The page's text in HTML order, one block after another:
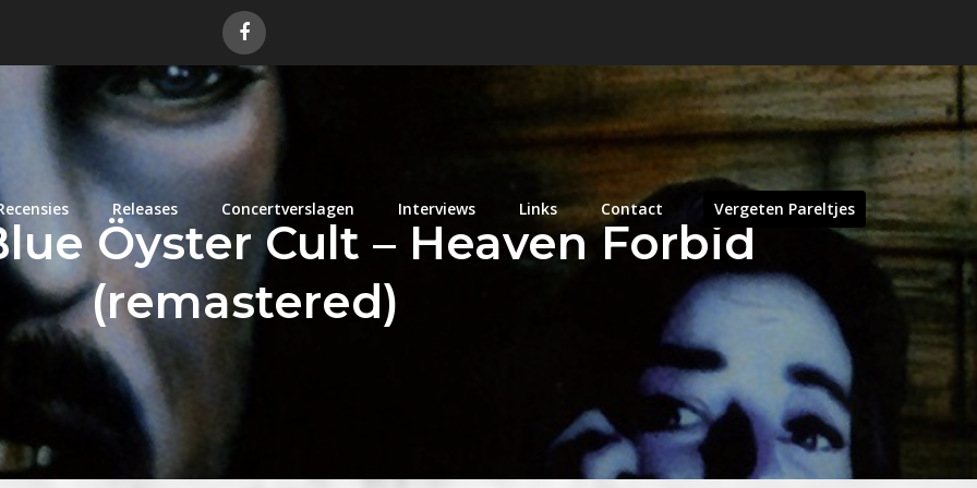
Releases Concertverslagen Interviews Links Contact Vergeten Pareltjes
Öyster Cult – Heaven Forbid
(remastered)